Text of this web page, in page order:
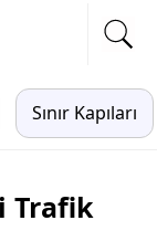
Sınır Kapıları
Trafik